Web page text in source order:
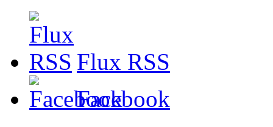
Flux RSS
Facebook